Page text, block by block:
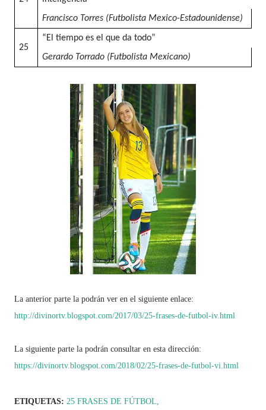
Francisco Torres (Futbolista Mexico-Estadounidense)
25
“El tiempo es el que da todo”
Gerardo Torrado (Futbolista Mexicano)
La anterior parte la podrán ver en el siguiente enlace:
http://divinortv.blogspot.com/2017/03/25-frases-de-futbol-iv.html
La siguiente parte la podrán consultar en esta dirección:
https://divinortv.blogspot.com/2018/02/25-frases-de-futbol-vi.html
ETIQUETAS: 25 FRASES DE FÚTBOL